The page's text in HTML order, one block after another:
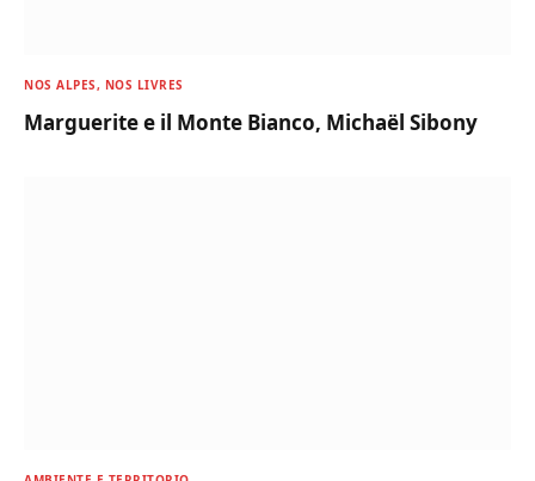
NOS ALPES, NOS LIVRES
Marguerite e il Monte Bianco, Michaël Sibony